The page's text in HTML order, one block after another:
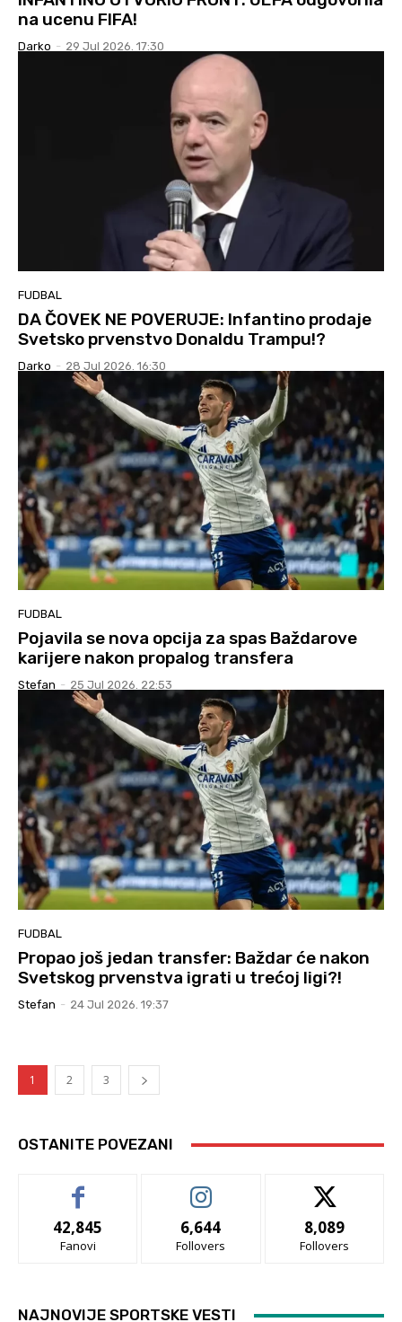
na ucenu FIFA!
Darko - 29 Jul 2026. 17:30
FUDBAL
DA ČOVEK NE POVERUJE: Infantino prodaje
Svetsko prvenstvo Donaldu Trampu!?
Darko - 28 Jul 2026. 16:30
FUDBAL
Pojavila se nova opcija za spas Baždarove
karijere nakon propalog transfera
Stefan - 25 Jul 2026. 22:53
FUDBAL
Propao još jedan transfer: Baždar će nakon
Svetskog prvenstva igrati u trećoj ligi?!
Stefan - 24 Jul 2026. 19:37
1 2 3
OSTANITE POVEZANI
42,845
Fanovi
6,644
Follovers
8,089
Follovers
NAJNOVIJE SPORTSKE VESTI